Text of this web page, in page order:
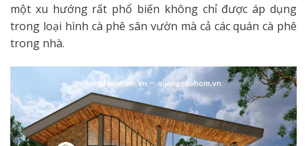
một xu hướng rất phổ biến không chỉ được áp dụng
trong loại hình cà phê sân vườn mà cả các quán cà phê
trong nhà.